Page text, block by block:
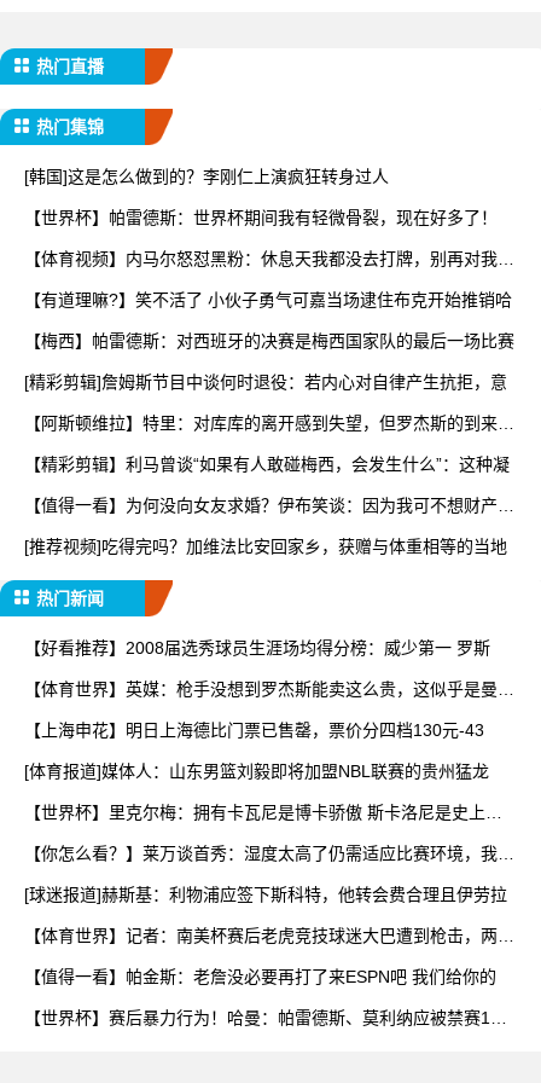
热门直播
热门集锦
[韩国]这是怎么做到的？李刚仁上演疯狂转身过人
【世界杯】帕雷德斯：世界杯期间我有轻微骨裂，现在好多了！
【体育视频】内马尔怒怼黑粉：休息天我都没去打牌，别再对我指
【有道理嘛?】笑不活了 小伙子勇气可嘉当场逮住布克开始推销哈
【梅西】帕雷德斯：对西班牙的决赛是梅西国家队的最后一场比赛
[精彩剪辑]詹姆斯节目中谈何时退役：若内心对自律产生抗拒，意
【阿斯顿维拉】特里：对库库的离开感到失望，但罗杰斯的到来又
【精彩剪辑】利马曾谈“如果有人敢碰梅西，会发生什么”：这种凝
【值得一看】为何没向女友求婚？伊布笑谈：因为我可不想财产被
[推荐视频]吃得完吗？加维法比安回家乡，获赠与体重相等的当地
热门新闻
【好看推荐】2008届选秀球员生涯场均得分榜：威少第一 罗斯
【体育世界】英媒：枪手没想到罗杰斯能卖这么贵，这似乎是曼城
【上海申花】明日上海德比门票已售罄，票价分四档130元-43
[体育报道]媒体人：山东男篮刘毅即将加盟NBL联赛的贵州猛龙
【世界杯】里克尔梅：拥有卡瓦尼是博卡骄傲 斯卡洛尼是史上最
【你怎么看？】莱万谈首秀：湿度太高了仍需适应比赛环境，我还
[球迷报道]赫斯基：利物浦应签下斯科特，他转会费合理且伊劳拉
【体育世界】记者：南美杯赛后老虎竞技球迷大巴遭到枪击，两人
【值得一看】帕金斯：老詹没必要再打了来ESPN吧 我们给你的
【世界杯】赛后暴力行为！哈曼：帕雷德斯、莫利纳应被禁赛1